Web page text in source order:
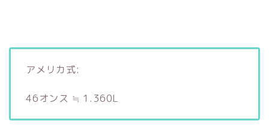
アメリカ式:
46オンス ≒ 1.360L